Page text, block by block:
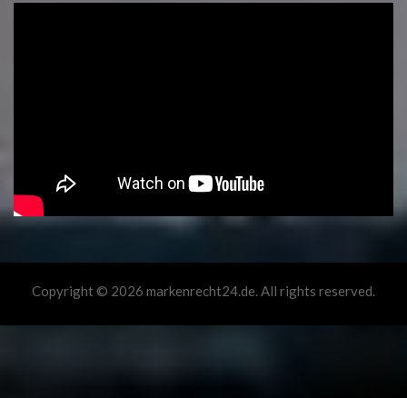
Copyright © 2026 markenrecht24.de. All rights reserved.